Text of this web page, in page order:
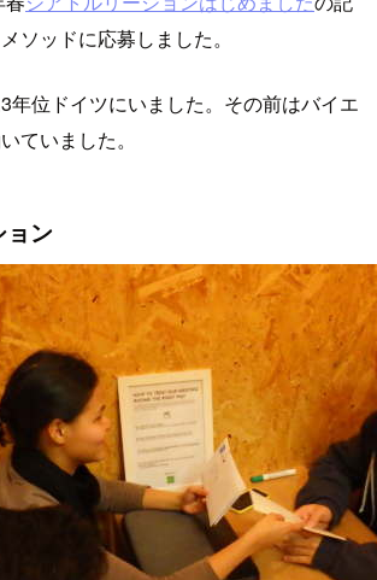
ソッドに応募しました。
年位ドイツにいました。その前はバイエ
ていました。
ョン